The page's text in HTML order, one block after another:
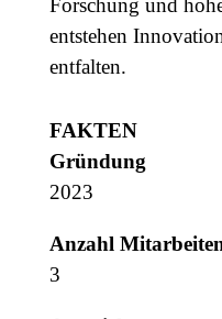
Forschung und
entstehen
entfalten.
FAKTEN
Gründung
2023
Anzahl
3